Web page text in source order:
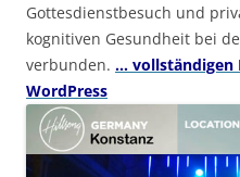
Gottesdienstbesuch und
kognitiven Gesundheit bei
verbunden. … vollständigen
WordPress